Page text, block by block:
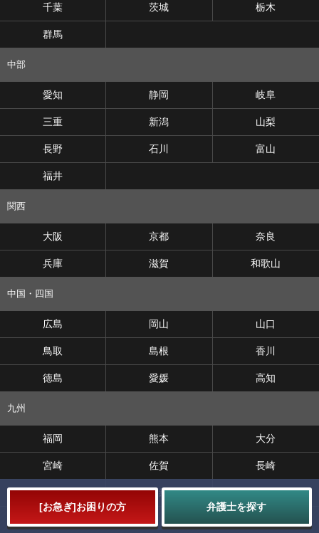
[お急ぎ]お困りの方 弁護士を探す
千葉 茨城 栃木
群馬
中部
愛知 静岡 岐阜
三重 新潟 山梨
長野 石川 富山
福井
関西
大阪 京都 奈良
兵庫 滋賀 和歌山
中国・四国
広島 岡山 山口
鳥取 島根 香川
徳島 愛媛 高知
九州
福岡 熊本 大分
宮崎 佐賀 長崎
鹿児島 沖縄
HOME